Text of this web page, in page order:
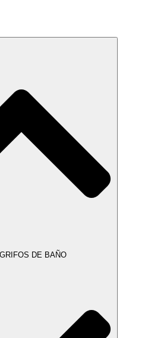
DE BAÑO